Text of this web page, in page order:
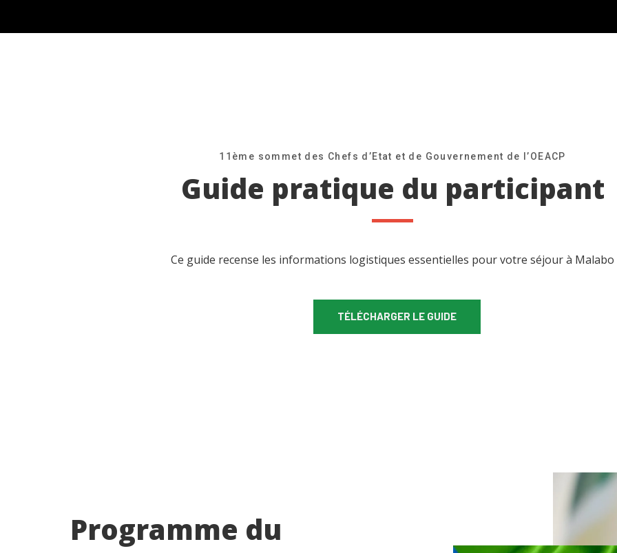
11ème sommet des Chefs d’Etat et de Gouvernement de l’OEACP
Guide pratique du participant
Ce guide recense les informations logistiques essentielles pour votre séjour à Malabo
TÉLÉCHARGER LE GUIDE
Programme du